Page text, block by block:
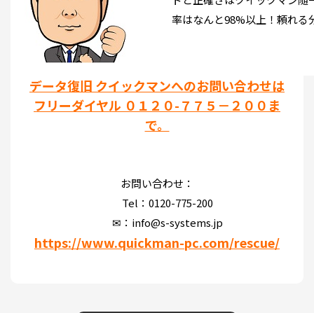
率はなんと98%以上！頼れる
データ復旧 クイックマンへのお問い合わせは
フリーダイヤル ０１２０-７７５－２００ま
で。
お問い合わせ：
Tel：0120-775-200
✉：info@s-systems.jp
https://www.quickman-pc.com/rescue/